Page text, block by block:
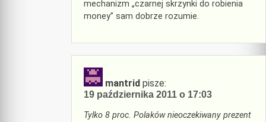
mechanizm „czarnej skrzynki do robienia
money” sam dobrze rozumie.
mantrid pisze:
19 października 2011 o 17:03
Tylko 8 proc. Polaków nieoczekiwany prezent